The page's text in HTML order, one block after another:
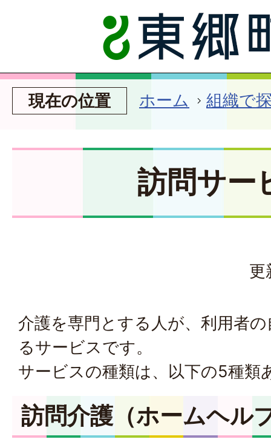
現在の位置 ホーム 組織で
訪問サー
更
介護を専門とする人が、利用者
るサービスです。
サービスの種類は、以下の5種類
訪問介護（ホームヘル